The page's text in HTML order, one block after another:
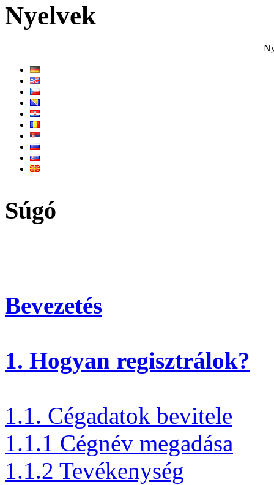
Nyelvek
Súgó
Bevezetés
1. Hogyan regisztrálok?
1.1. Cégadatok bevitele
1.1.1 Cégnév megadása
1.1.2 Tevékenység